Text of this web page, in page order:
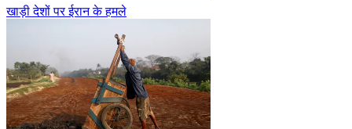
खाड़ी देशों पर ईरान के हमले